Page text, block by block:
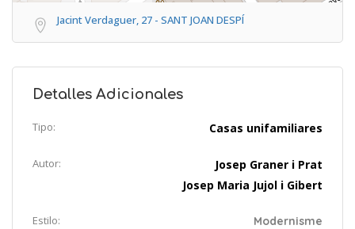
Jacint Verdaguer, 27 - SANT JOAN DESPÍ
Detalles Adicionales
Tipo: Casas unifamiliares
Autor:
Josep Graner i Prat
Josep Maria Jujol i Gibert
Estilo: Modernisme